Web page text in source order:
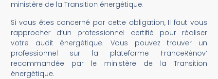
ministère de la Transition énergétique.
Si vous êtes concerné par cette obligation, Il faut vous
rapprocher d’un professionnel certifié pour réaliser
votre audit énergétique. Vous pouvez trouver un
professionnel sur la plateforme FranceRénov’
recommandée par le ministère de la Transition
énergétique.